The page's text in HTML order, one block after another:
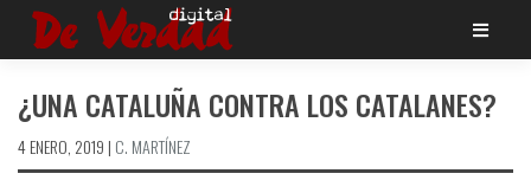
Saltar
¿UNA CATALUÑA CONTRA LOS CATALANES?
4 ENERO, 2019 | C. MARTÍNEZ